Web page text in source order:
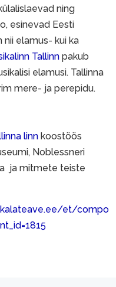
ning
esinevad Eesti
elamus- kui ka
Tallinn pakub
elamusi. Tallinna
mere- ja perepidu.
linn koostöös
Noblessneri
ja mitmete teiste
et/compo